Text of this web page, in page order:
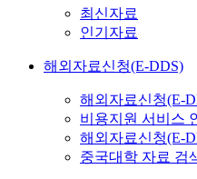
최신자료
인기자료
해외자료신청(E-DDS)
해외자료신청(E-
비용지원 서비스
해외자료신청(E-
중국대학 자료 검